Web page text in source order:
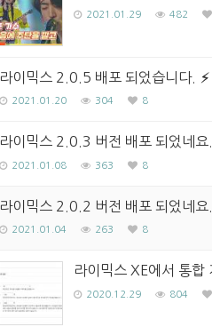
2021.01.29 482
라이믹스 2.0.5 배포 되었습니다.
2021.01.20 304 8
라이믹스 2.0.3 버전 배포 되었네요.
2021.01.08 363 8
라이믹스 2.0.2 버전 배포 되었네요.
2021.01.04 263 8
라이믹스 XE에서 통합
2020.12.29 804